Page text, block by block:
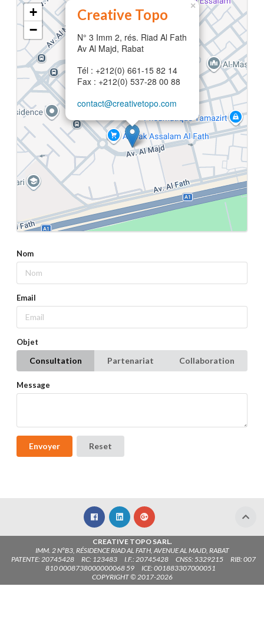
Creative Topo
N° 3 Imm 2, rés. Riad Al Fath
Av Al Majd, Rabat
Tél : +212(0) 661-15 82 14
Fax : +212(0) 537-28 00 88
contact@creativetopo.com
×
+
−
Nom
Email
Objet
Consultation Partenariat Collaboration
Message
Envoyer Reset
CREATIVE TOPO SARL.
IMM. 2 N°B3, RÉSIDENCE RIAD AL FATH, AVENUE AL MAJD, RABAT
PATENTE: 20745428
RC: 123483 I.F.: 20745428 CNSS: 5329215
RIB: 007
810 0008738000000068 59
ICE: 001883307000051
COPYRIGHT © 2017-2026